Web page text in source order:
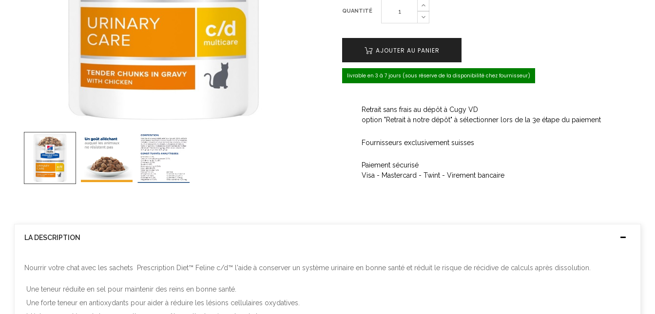
QUANTITÉ
AJOUTER AU PANIER
livrable en 3 à 7 jours (sous réserve de la disponibilité chez fournisseur)
Retrait sans frais au dépôt à Cugy VD
option "Retrait à notre dépôt" à sélectionner lors de la 3e étape du paiement
Fournisseurs exclusivement suisses
Paiement sécurisé
Visa - Mastercard - Twint - Virement bancaire
LA DESCRIPTION
Nourrir votre chat avec les sachets Prescription Diet™ Feline c/d™ l'aide à conserver un système urinaire en bonne santé et réduit le risque de récidive de calculs après dissolution.
Une teneur réduite en sel pour maintenir des reins en bonne santé.
Une forte teneur en antioxydants pour aider à réduire les lésions cellulaires oxydatives.